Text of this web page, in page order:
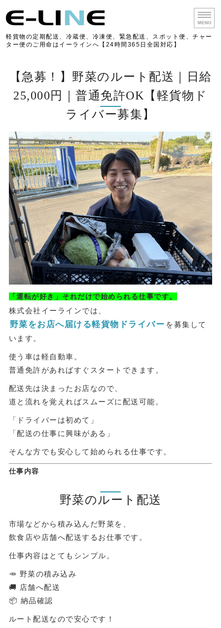
【緊急配送対応】軽
軽貨物の定期配送、冷蔵便、冷凍便、緊急配送、スポット便、チャー
ター便のご用命はイーラインへ【24時間365日全国対応】
お問い合わせ
【急募！】野菜のルート配送｜日給
25,000円｜普通免許OK【軽貨物ド
ライバー募集】
「運転が好き」それだけで始められる仕事です。
株式会社イーラインでは、
野菜をお店へ届ける軽貨物ドライバー を募集して
います。
使う車は軽自動車。
普通免許があればすぐスタートできます。
配送先は決まったお店なので、
道と流れを覚えればスムーズに配送可能。
「ドライバーは初めて」
「配送の仕事に興味がある」
そんな方でも安心して始められる仕事です。
仕事内容
野菜のルート配送
市場などから積み込んだ野菜を、
飲食店や店舗へ配送するお仕事です。
仕事内容はとてもシンプル。
🥕 野菜の積み込み
🚚 店舗へ配送
📦 納品確認
ルート配送なので安心です！